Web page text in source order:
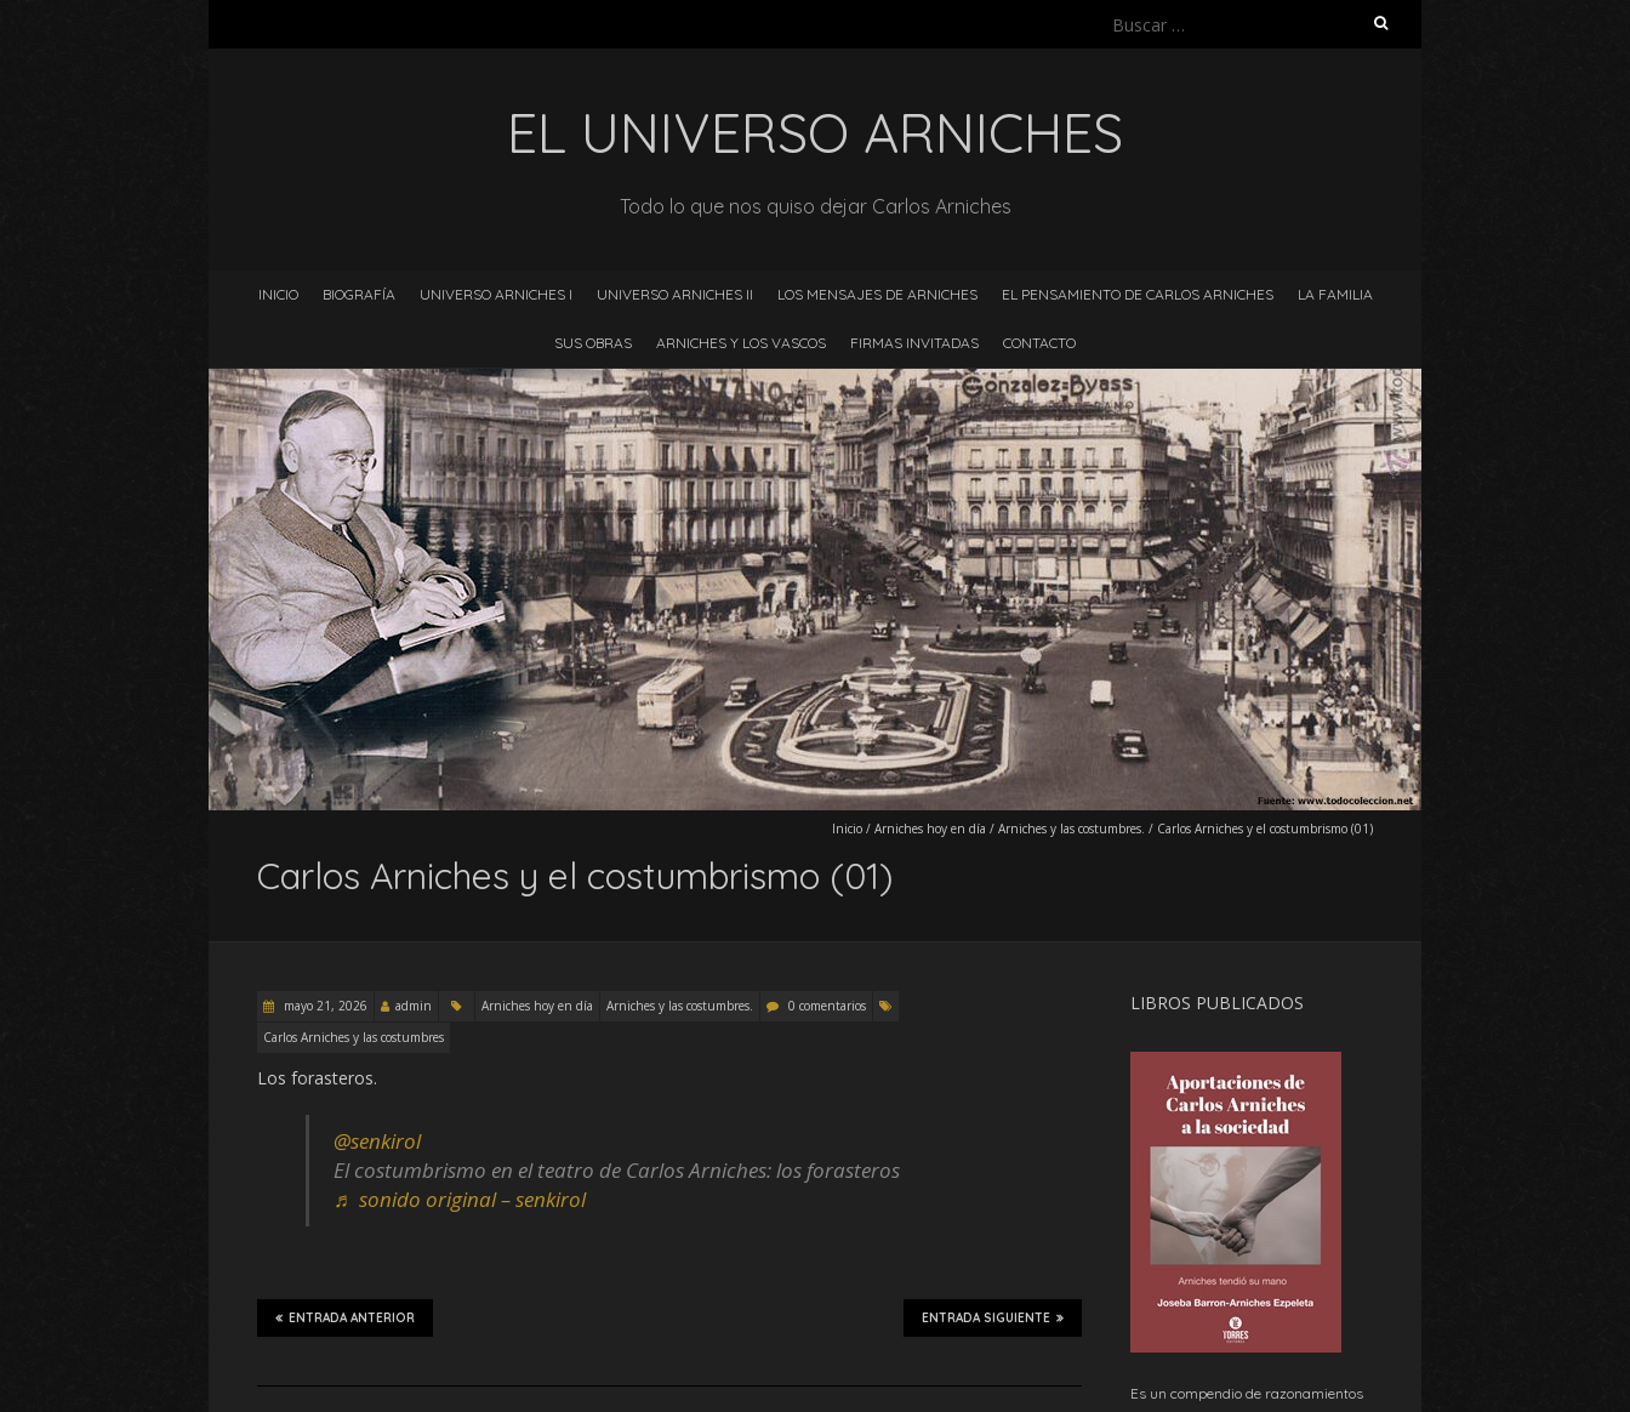
Buscar:
EL UNIVERSO ARNICHES
Todo lo que nos quiso dejar Carlos Arniches
INICIO BIOGRAFÍA UNIVERSO ARNICHES I UNIVERSO ARNICHES II LOS MENSAJES DE ARNICHES EL PENSAMIENTO DE CARLOS ARNICHES LA FAMILIA
SUS OBRAS ARNICHES Y LOS VASCOS FIRMAS INVITADAS CONTACTO
Inicio / Arniches hoy en día / Arniches y las costumbres. / Carlos Arniches y el costumbrismo (01)
Carlos Arniches y el costumbrismo (01)
mayo 21, 2026 admin Arniches hoy en día Arniches y las costumbres.
0 comentarios
Carlos Arniches y las costumbres
Los forasteros.
@senkirol
El costumbrismo en el teatro de Carlos Arniches: los forasteros
♬ sonido original – senkirol
ENTRADA SIGUIENTE
ENTRADA ANTERIOR
LIBROS PUBLICADOS
Es un compendio de razonamientos